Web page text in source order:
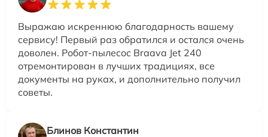
Выражаю искреннюю благодарность вашему
сервису! Первый раз обратился и остался очень
доволен. Робот-пылесос Braava Jet 240
отремонтирован в лучших традициях, все
документы на руках, и дополнительно получил
советы.
Блинов Константин